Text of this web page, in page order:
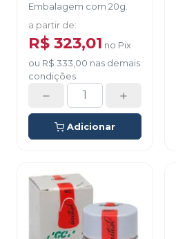
Embalagem com 20g.
a partir de:
R$ 323,01 no Pix
ou R$ 333,00 nas demais
condições
Adicionar